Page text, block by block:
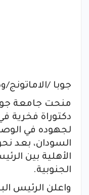
جوبا /الاماتونج/
منحت جامعة
دكتوراة فخرية
لجهوده في
السودان، بعد
الأهلية بين
الجنوبية.
واعلن الرئيس